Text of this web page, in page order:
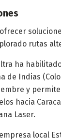
rutas
ha
de Indias
y
hacia
Laser.
local